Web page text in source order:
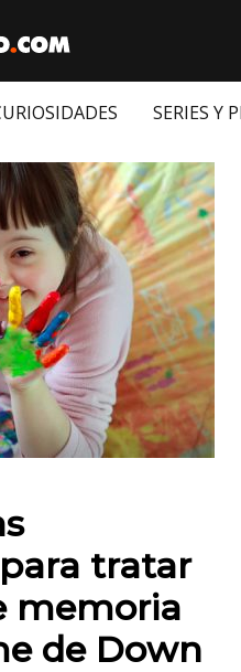
SERIES Y
tratar
memoria
de Down